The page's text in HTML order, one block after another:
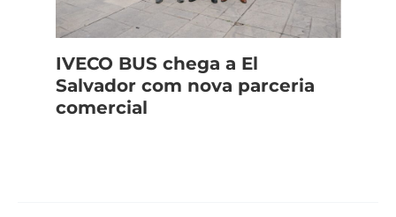
IVECO BUS chega a El
Salvador com nova parceria
comercial